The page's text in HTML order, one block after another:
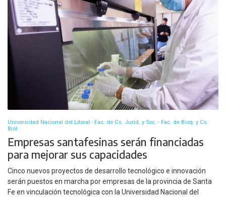
Universidad Nacional del Litoral - Fac. de Cs. Juríd. y Soc. - Fac. de Bioq. y Cs.
Biol.
Empresas santafesinas serán financiadas
para mejorar sus capacidades
Cinco nuevos proyectos de desarrollo tecnológico e innovación
serán puestos en marcha por empresas de la provincia de Santa
Fe en vinculación tecnológica con la Universidad Nacional del